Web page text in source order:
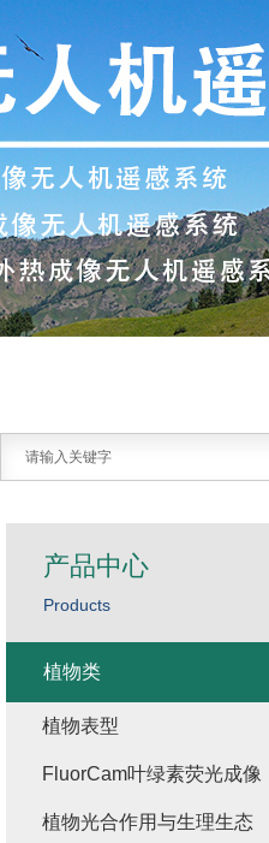
产品中心
Products
植物类
植物表型
FluorCam叶绿素荧光成像
植物光合作用与生理生态